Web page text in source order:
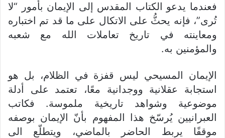
فعندما يدعو الكتاب المقدس إلى الإيمان بأمور “لا
تُرى”، فإنه يحثُّ على الاتكال على ما قد تم اختباره
ومعاينته في تاريخ تعاملات الله مع شعبه
والمؤمنين به.
الإيمان المسيحي ليس قفزة في الظلام، بل هو
استجابة عقلانية ووجدانية معًا، تعتمد على أدلة
موضوعية وشواهد تاريخية ملموسة. فكاتب
العبرانيين يُرسّخ هذا المفهوم بأنّ الإيمان بوصفه
موقفًا يربط الحاضر بالماضي، ويتطلّع الى